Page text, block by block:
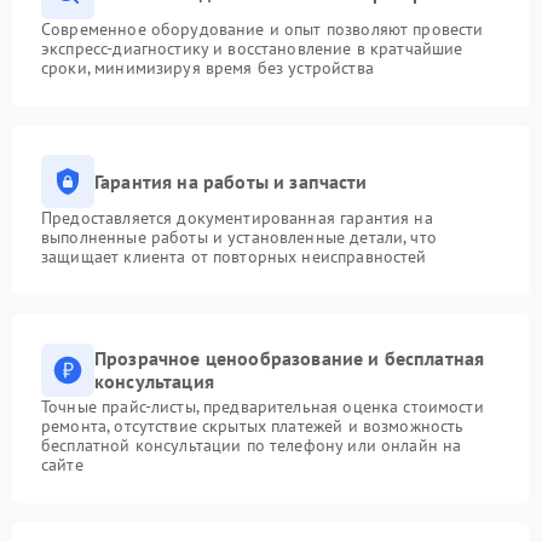
Современное оборудование и опыт позволяют провести
экспресс-диагностику и восстановление в кратчайшие
сроки, минимизируя время без устройства
Гарантия на работы и запчасти
Предоставляется документированная гарантия на
выполненные работы и установленные детали, что
защищает клиента от повторных неисправностей
Прозрачное ценообразование и бесплатная
консультация
Точные прайс-листы, предварительная оценка стоимости
ремонта, отсутствие скрытых платежей и возможность
бесплатной консультации по телефону или онлайн на
сайте